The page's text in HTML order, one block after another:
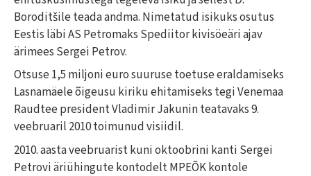
Boroditšile teada andma. Nimetatud isikuks osutus
Eestis läbi AS Petromaks Spediitor kivisöeäri ajav
ärimees Sergei Petrov.
Otsuse 1,5 miljoni euro suuruse toetuse eraldamiseks
Lasnamäele õigeusu kiriku ehitamiseks tegi Venemaa
Raudtee president Vladimir Jakunin teatavaks 9.
veebruaril 2010 toimunud visiidil.
2010. aasta veebruarist kuni oktoobrini kanti Sergei
Petrovi äriühingute kontodelt MPEÕK kontole